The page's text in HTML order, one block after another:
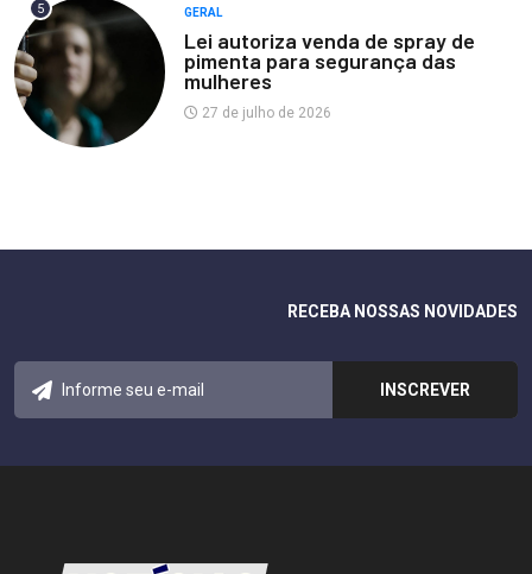
5 GERAL
Lei autoriza venda de spray de
pimenta para segurança das
mulheres
27 de julho de 2026
RECEBA NOSSAS NOVIDADES